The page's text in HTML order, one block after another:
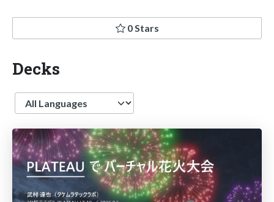
0 Stars
Decks
Language